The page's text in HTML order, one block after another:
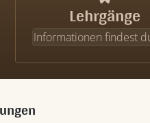
Lehrgänge
Informationen findest